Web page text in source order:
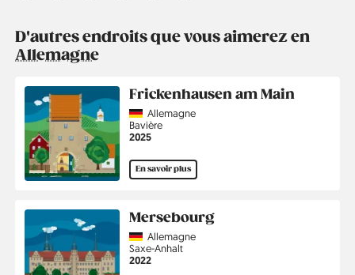
D'autres endroits que vous aimerez en
Allemagne
Frickenhausen am Main
CountryAllemagne
Région
Bavière
Année
2025
En savoir plus
Mersebourg
CountryAllemagne
Région
Saxe-Anhalt
Année
2022